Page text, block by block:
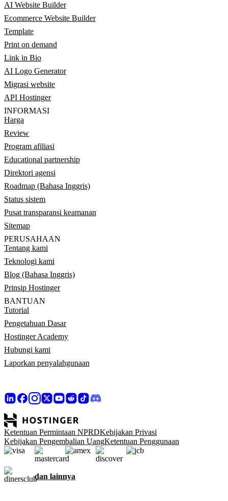
AI Website Builder
Ecommerce Website Builder
Template
Print on demand
Link in Bio
AI Logo Generator
Migrasi website
API Hostinger
INFORMASI
Harga
Review
Program afiliasi
Educational partnership
Direktori agensi
Roadmap (Bahasa Inggris)
Status sistem
Pusat transparansi keamanan
Sitemap
PERUSAHAAN
Tentang kami
Teknologi kami
Blog (Bahasa Inggris)
Prinsip Hostinger
BANTUAN
Tutorial
Pengetahuan Dasar
Hostinger Academy
Hubungi kami
Laporkan penyalahgunaan
Ketentuan Permintaan NPRDKebijakan Privasi
Kebijakan Pengembalian UangKetentuan Penggunaan
dan lainnya